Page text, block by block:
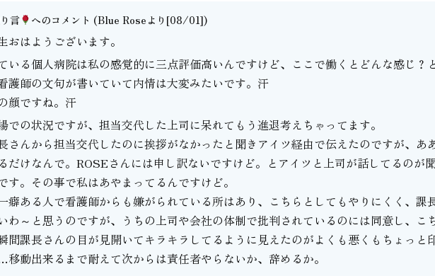
言 へのコメント (Blue Roseより[08/01])
おはようございます。
いる個人病院は私の感覚的に三点評価高いんですけど、ここで働くとどんな感じ？
護師の文句が書いていて内情は大変みたいです。汗
顔ですね。汗
での状況ですが、担当交代した上司に呆れてもう進退考えちゃってます。
さんから担当交代したのに挨拶がなかったと聞きアイツ経由で伝えたのですが、あ
だけなんで。ROSEさんには申し訳ないですけど。とアイツと上司が話してるのが
す。その事で私はあやまってるんですけど。
癖ある人で看護師からも嫌がられている所はあり、こちらとしてもやりにくく、課
わ～と思うのですが、うちの上司や会社の体制で批判されているのには同意し、こ
間課長さんの目が見開いてキラキラしてるように見えたのがよくも悪くもちょっと
動出来るまで耐えて次からは責任者やらないか、辞めるか。